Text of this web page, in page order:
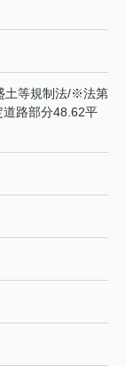
土等規制法/※法第
路部分48.62平